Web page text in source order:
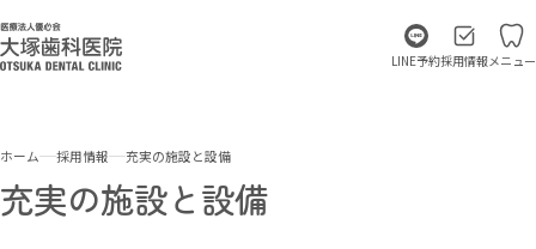
LINE予約採用情報メニュー
ホーム 採用情報 充実の施設と設備
充実の施設と設備